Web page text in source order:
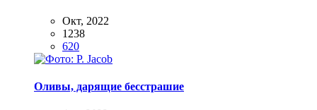
Окт, 2022
1238
620
Оливы, дарящие бесстрашие